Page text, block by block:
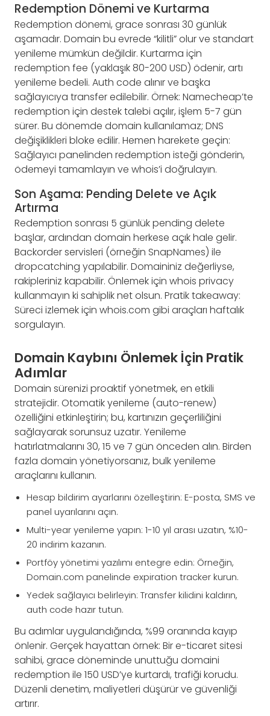
Redemption Dönemi ve Kurtarma
Redemption dönemi, grace sonrası 30 günlük
aşamadır. Domain bu evrede “kilitli” olur ve standart
yenileme mümkün değildir. Kurtarma için
redemption fee (yaklaşık 80-200 USD) ödenir, artı
yenileme bedeli. Auth code alınır ve başka
sağlayıcıya transfer edilebilir. Örnek: Namecheap’te
redemption için destek talebi açılır, işlem 5-7 gün
sürer. Bu dönemde domain kullanılamaz; DNS
değişiklikleri bloke edilir. Hemen harekete geçin:
Sağlayıcı panelinden redemption isteği gönderin,
ödemeyi tamamlayın ve whois’i doğrulayın.
Son Aşama: Pending Delete ve Açık
Artırma
Redemption sonrası 5 günlük pending delete
başlar, ardından domain herkese açık hale gelir.
Backorder servisleri (örneğin SnapNames) ile
dropcatching yapılabilir. Domaininiz değerliyse,
rakipleriniz kapabilir. Önlemek için whois privacy
kullanmayın ki sahiplik net olsun. Pratik takeaway:
Süreci izlemek için whois.com gibi araçları haftalık
sorgulayın.
Domain Kaybını Önlemek İçin Pratik
Adımlar
Domain sürenizi proaktif yönetmek, en etkili
stratejidir. Otomatik yenileme (auto-renew)
özelliğini etkinleştirin; bu, kartınızın geçerliliğini
sağlayarak sorunsuz uzatır. Yenileme
hatırlatmalarını 30, 15 ve 7 gün önceden alın. Birden
fazla domain yönetiyorsanız, bulk yenileme
araçlarını kullanın.
Hesap bildirim ayarlarını özelleştirin: E-posta, SMS ve
panel uyarılarını açın.
Multi-year yenileme yapın: 1-10 yıl arası uzatın, %10-
20 indirim kazanın.
Portföy yönetimi yazılımı entegre edin: Örneğin,
Domain.com panelinde expiration tracker kurun.
Yedek sağlayıcı belirleyin: Transfer kilidini kaldırın,
auth code hazır tutun.
Bu adımlar uygulandığında, %99 oranında kayıp
önlenir. Gerçek hayattan örnek: Bir e-ticaret sitesi
sahibi, grace döneminde unuttuğu domaini
redemption ile 150 USD’ye kurtardı, trafiği korudu.
Düzenli denetim, maliyetleri düşürür ve güvenliği
artırır.